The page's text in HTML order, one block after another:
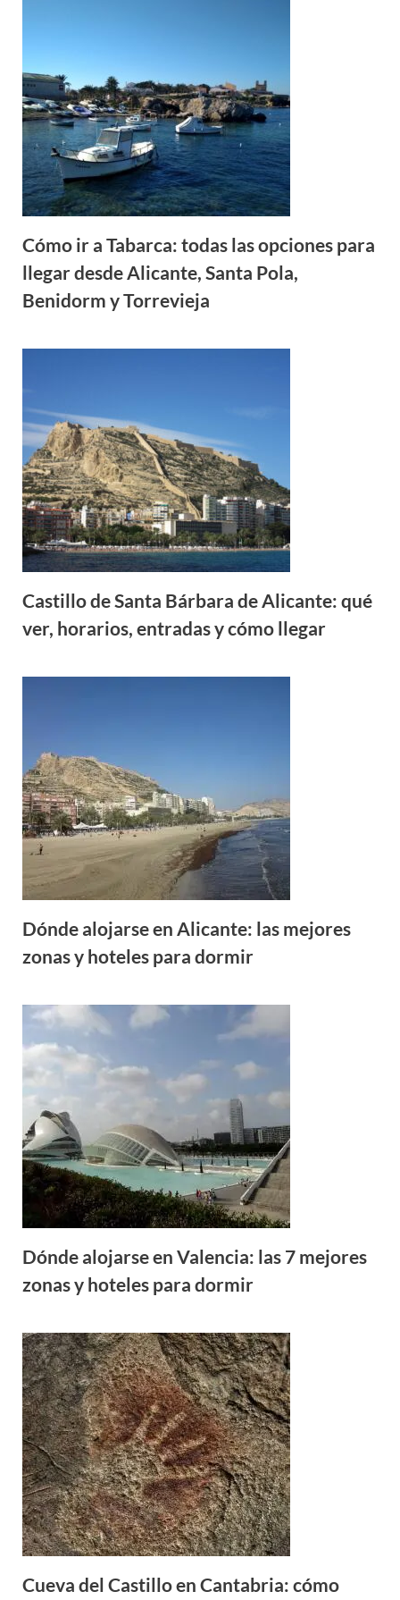
Cómo ir a Tabarca: todas las opciones para
llegar desde Alicante, Santa Pola,
Benidorm y Torrevieja
Castillo de Santa Bárbara de Alicante: qué
ver, horarios, entradas y cómo llegar
Dónde alojarse en Alicante: las mejores
zonas y hoteles para dormir
Dónde alojarse en Valencia: las 7 mejores
zonas y hoteles para dormir
Cueva del Castillo en Cantabria: cómo